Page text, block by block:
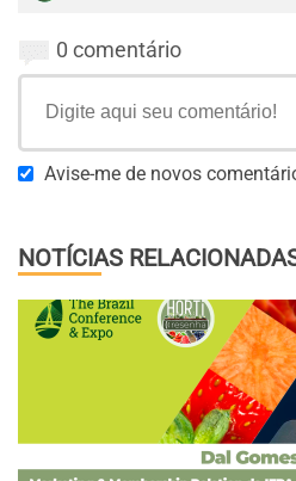
0 comentário
Avise-me de novos
NOTÍCIAS